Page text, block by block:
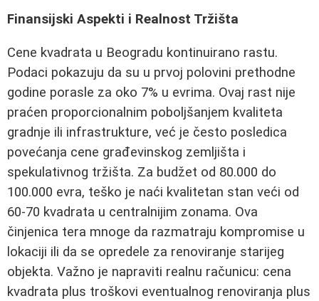
Finansijski Aspekti i Realnost Tržišta
Cene kvadrata u Beogradu kontinuirano rastu.
Podaci pokazuju da su u prvoj polovini prethodne
godine porasle za oko 7% u evrima. Ovaj rast nije
praćen proporcionalnim poboljšanjem kvaliteta
gradnje ili infrastrukture, već je često posledica
povećanja cene građevinskog zemljišta i
spekulativnog tržišta. Za budžet od 80.000 do
100.000 evra, teško je naći kvalitetan stan veći od
60-70 kvadrata u centralnijim zonama. Ova
činjenica tera mnoge da razmatraju kompromise u
lokaciji ili da se opredele za renoviranje starijeg
objekta. Važno je napraviti realnu računicu: cena
kvadrata plus troškovi eventualnog renoviranja plus